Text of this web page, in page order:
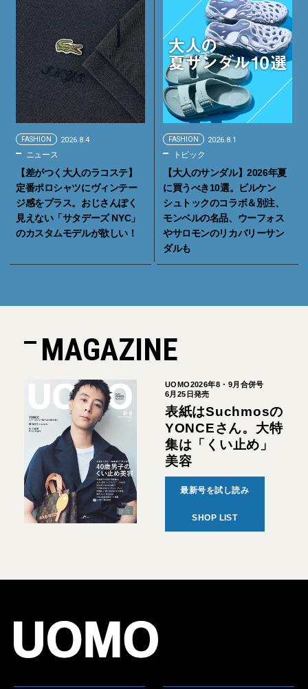
FASHION 2026.8.4
ニュース
【差がつく大人のラコステ】
定番ポロシャツにヴィンテー
ジ感をプラス。おじさんぽく
見えない「サタデーズ NYC」
のカスタムモデルが欲しい！
FASHION 2026.8.1
トピック
【大人のサンダル】2026年夏
に買うべき10選。ビルケン
シュトックのコラボ＆別注、
モンベルの名品、ウーフォス
やサロモンのリカバリーサン
ダルも
MAGAZINE
UOMO2026年8・9月合併号
6月25日発売
表紙はSuchmosの
YONCEさん。大特
集は「くい止め」
美容
最新号を試し読み
SHOP LIST